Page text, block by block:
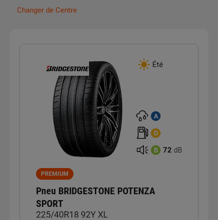
Changer de Centre
Été
A
D
B 72 dB
PREMIUM
Pneu BRIDGESTONE POTENZA
SPORT
225/40R18 92Y XL